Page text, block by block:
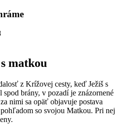
matkou
z Krížovej cesty, keď Ježiš s
brány, v pozadí je znázornené
nimi sa opäť objavuje postava
so svojou Matkou. Pri nej